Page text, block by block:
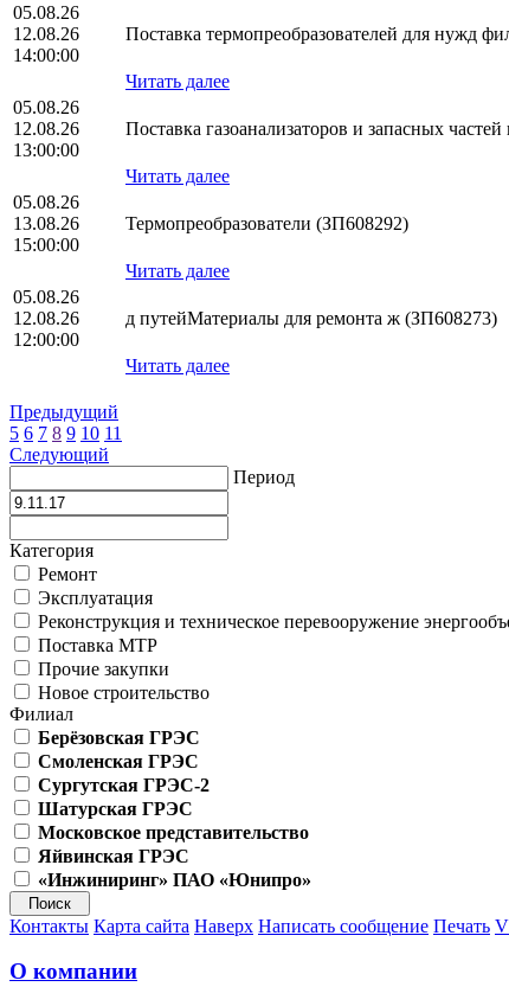
05.08.26
12.08.26
14:00:00
Поставка термопреобразователей для
Читать далее
05.08.26
12.08.26
13:00:00
Поставка газоанализаторов и запасных
Читать далее
05.08.26
13.08.26
15:00:00
Термопреобразователи (ЗП608292)
Читать далее
05.08.26
12.08.26
12:00:00
д путейМатериалы для ремонта ж (ЗП608273)
Читать далее
Предыдущий
5 6 7 8 9 10 11
Следующий
Период
Категория
Ремонт
Эксплуатация
Реконструкция и техническое перевооружение
Поставка МТР
Прочие закупки
Новое строительство
Филиал
Берёзовская ГРЭС
Смоленская ГРЭС
Сургутская ГРЭС-2
Шатурская ГРЭС
Московское представительство
Яйвинская ГРЭС
«Инжиниринг» ПАО «Юнипро»
Контакты Карта сайта Наверх Написать сообщение Печать
О компании